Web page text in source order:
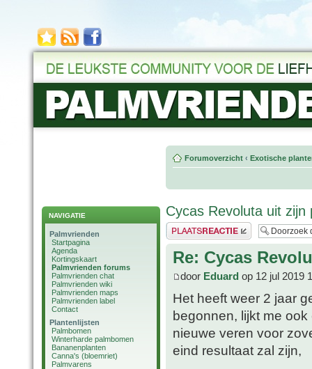
NAVIGATIE
Palmvrienden
Startpagina
Agenda
Kortingskaart
Palmvrienden forums
Palmvrienden chat
Palmvrienden wiki
Palmvrienden maps
Palmvrienden label
Contact
Plantenlijsten
Palmbomen
Winterharde palmbomen
Bananenplanten
Canna's (bloemriet)
Palmvarens
Forumoverzicht ‹ Exotische
Cycas Revoluta uit zijn
Plaats een reactie
Re: Cycas
door Eduard op 12 jul 2019
Het heeft weer 2 jaar
begonnen, lijkt me
nieuwe veren voor
eind resultaat zal zijn,